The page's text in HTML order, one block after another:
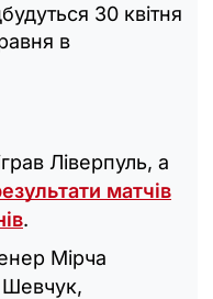
30 квітня
в
Ліверпуль, а
матчів
.
Мірча
Шевчук,